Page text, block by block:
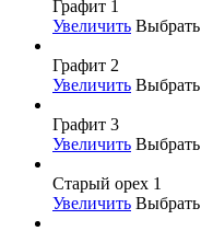
Графит 1
Увеличить Выбрать
Графит 2
Увеличить Выбрать
Графит 3
Увеличить Выбрать
Старый орех 1
Увеличить Выбрать